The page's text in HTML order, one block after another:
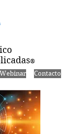
®
Contacto